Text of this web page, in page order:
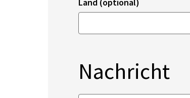
Nachricht